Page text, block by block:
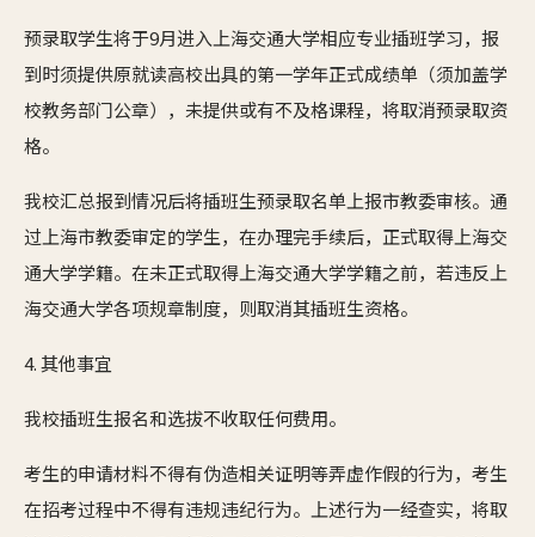
预录取学生将于9月进入上海交通大学相应专业插班学习，报
到时须提供原就读高校出具的第一学年正式成绩单（须加盖学
校教务部门公章），未提供或有不及格课程，将取消预录取资
格。
我校汇总报到情况后将插班生预录取名单上报市教委审核。通
过上海市教委审定的学生，在办理完手续后，正式取得上海交
通大学学籍。在未正式取得上海交通大学学籍之前，若违反上
海交通大学各项规章制度，则取消其插班生资格。
4. 其他事宜
我校插班生报名和选拔不收取任何费用。
考生的申请材料不得有伪造相关证明等弄虚作假的行为，考生
在招考过程中不得有违规违纪行为。上述行为一经查实，将取